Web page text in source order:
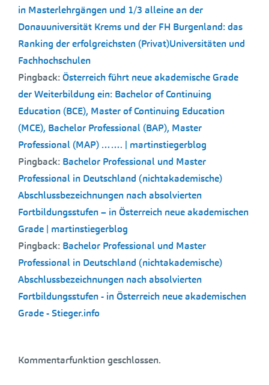
in Masterlehrgängen und 1/3 alleine an der
Donauuniversität Krems und der FH Burgenland: das
Ranking der erfolgreichsten (Privat)Universitäten und
Fachhochschulen
Pingback:Österreich führt neue akademische Grade
der Weiterbildung ein: Bachelor of Continuing
Education (BCE), Master of Continuing Education
(MCE), Bachelor Professional (BAP), Master
Professional (MAP) ……. | martinstiegerblog
Pingback: Bachelor Professional und Master
Professional in Deutschland (nichtakademische)
Abschlussbezeichnungen nach absolvierten
Fortbildungsstufen – in Österreich neue akademischen
Grade | martinstiegerblog
Pingback: Bachelor Professional und Master
Professional in Deutschland (nichtakademische)
Abschlussbezeichnungen nach absolvierten
Fortbildungsstufen - in Österreich neue akademischen
Grade - Stieger.info
Kommentarfunktion geschlossen.